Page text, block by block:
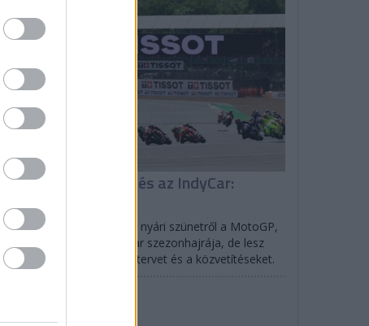
Visszatér a MotoGP és az IndyCar:
menetrend
Silverstone-ban tér vissza a nyári szünetről a MotoGP,
Portlandban indul az IndyCar szezonhajrája, de lesz
NASCAR is: mutatjuk az időtervet és a közvetítéseket.